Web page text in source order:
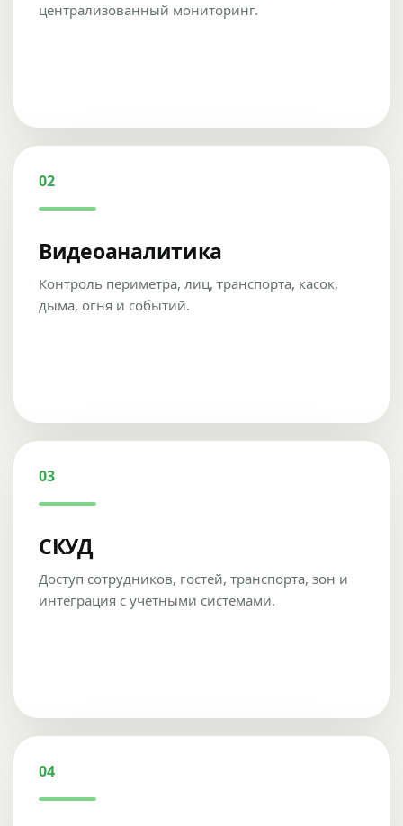
централизованный мониторинг.
02
Видеоаналитика
Контроль периметра, лиц, транспорта, касок,
дыма, огня и событий.
03
СКУД
Доступ сотрудников, гостей, транспорта, зон и
интеграция с учетными системами.
04